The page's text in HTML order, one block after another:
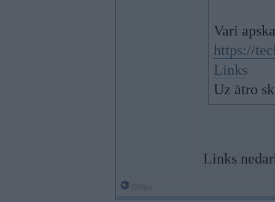
Vari
https://
Links
Uz ātro
Links